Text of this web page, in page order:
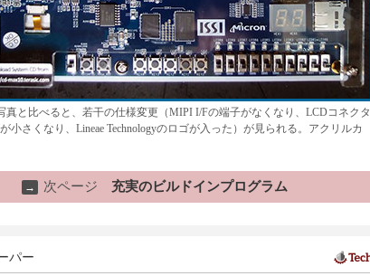
真と比べると、若干の仕様変更（MIPI I/Fの端子がなくなり、LCDコネクタ
小さくなり、Lineae Technologyのロゴが入った）が見られる。アクリルカ
→ 次ページ 充実のビルドインプログラム
パー